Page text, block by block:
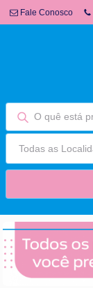
Fale Conosco